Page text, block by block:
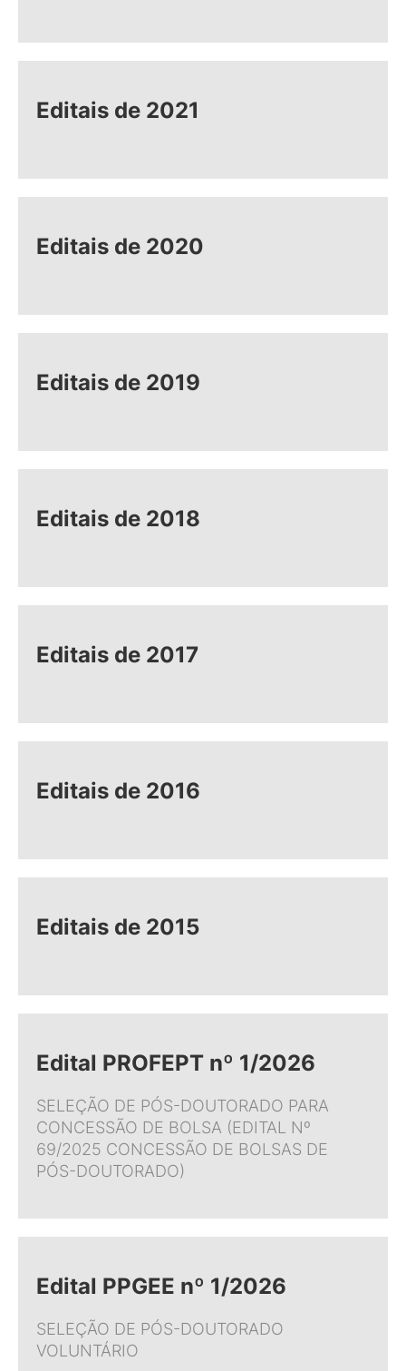
Editais de 2021
Editais de 2020
Editais de 2019
Editais de 2018
Editais de 2017
Editais de 2016
Editais de 2015
Edital PROFEPT nº 1/2026
SELEÇÃO DE PÓS-DOUTORADO PARA
CONCESSÃO DE BOLSA (EDITAL Nº
69/2025 CONCESSÃO DE BOLSAS DE
PÓS-DOUTORADO)
Edital PPGEE nº 1/2026
SELEÇÃO DE PÓS-DOUTORADO
VOLUNTÁRIO